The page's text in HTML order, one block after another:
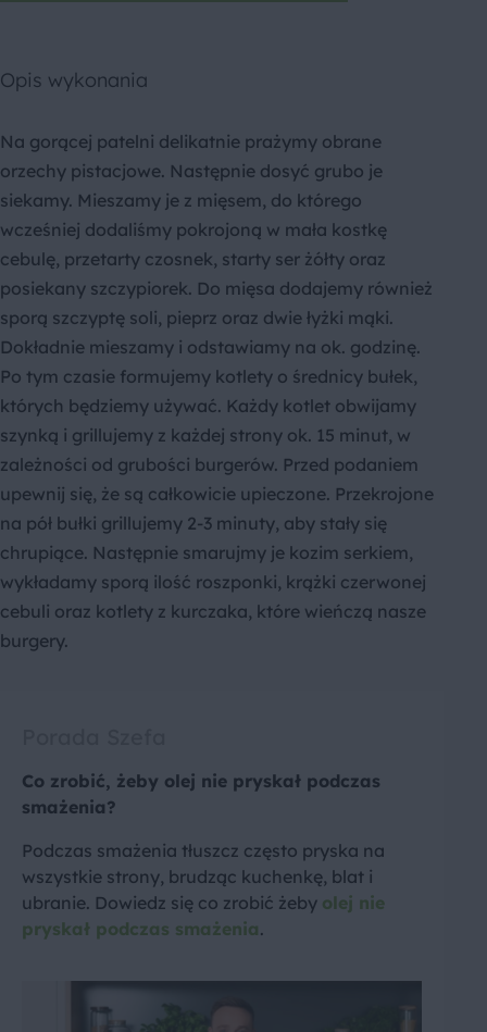
Opis wykonania
Na gorącej patelni delikatnie prażymy obrane
orzechy pistacjowe. Następnie dosyć grubo je
siekamy. Mieszamy je z mięsem, do którego
wcześniej dodaliśmy pokrojoną w mała kostkę
cebulę, przetarty czosnek, starty ser żółty oraz
posiekany szczypiorek. Do mięsa dodajemy również
sporą szczyptę soli, pieprz oraz dwie łyżki mąki.
Dokładnie mieszamy i odstawiamy na ok. godzinę.
Po tym czasie formujemy kotlety o średnicy bułek,
których będziemy używać. Każdy kotlet obwijamy
szynką i grillujemy z każdej strony ok. 15 minut, w
zależności od grubości burgerów. Przed podaniem
upewnij się, że są całkowicie upieczone. Przekrojone
na pół bułki grillujemy 2-3 minuty, aby stały się
chrupiące. Następnie smarujmy je kozim serkiem,
wykładamy sporą ilość roszponki, krążki czerwonej
cebuli oraz kotlety z kurczaka, które wieńczą nasze
burgery.
Co zrobić, żeby olej nie pryskał podczas
smażenia?
Podczas smażenia tłuszcz często pryska na
wszystkie strony, brudząc kuchenkę, blat i
ubranie. Dowiedz się co zrobić żeby olej nie
pryskał podczas smażenia.